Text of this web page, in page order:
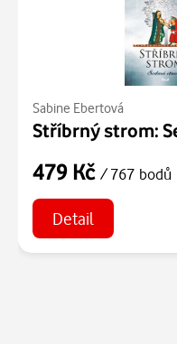
Sabine Ebertová
Stříbrný strom:
479 Kč / 767 bodů
Detail